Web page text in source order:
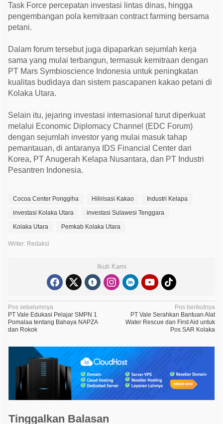
Task Force percepatan investasi lintas dinas, hingga
pengembangan pola kemitraan contract farming bersama
petani.
Dalam forum tersebut juga dipaparkan sejumlah kerja
sama yang mulai terbangun, termasuk kemitraan dengan
PT Mars Symbioscience Indonesia untuk peningkatan
kualitas budidaya dan sistem pascapanen kakao petani di
Kolaka Utara.
Selain itu, jejaring investasi internasional turut diperkuat
melalui Economic Diplomacy Channel (EDC Forum)
dengan sejumlah investor yang mulai masuk tahap
pemantauan, di antaranya IDS Financial Center dari
Korea, PT Anugerah Kelapa Nusantara, dan PT Industri
Pesantren Indonesia.
Cocoa Center Ponggiha Hilirisasi Kakao
Industri Kelapa
investasi Kolaka Utara
investasi Sulawesi Tenggara
Kolaka Utara
Pemkab Kolaka Utara
Writer: Redaksi
Ikuti Kami
N
a
v
i
i
p
Pos sebelumnya
PT Vale Edukasi Pelajar SMPN 1
Pomalaa tentang Bahaya NAPZA
dan Rokok
Pos berikutnya
PT Vale Serahkan Bantuan Alat
Water Rescue dan First Aid untuk
Pos SAR Kolaka
Tinggalkan Balasan